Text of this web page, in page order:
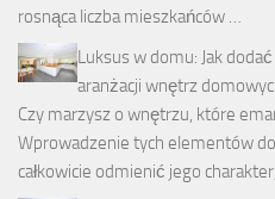
rosnąca liczba mieszkańców …
Luksus w domu: Jak
aranżacji wnętrz
Czy marzysz o wnętrzu, które
Wprowadzenie tych elementów
całkowicie odmienić jego charakter,